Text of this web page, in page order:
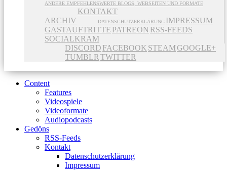
ANDERE EMPFEHLENSWERTE BLOGS, WEBSEITEN UND FORMATE
ARCHIV
KONTAKT
DATENSCHUTZERKLÄRUNG IMPRESSUM
GASTAUFTRITTE PATREON RSS-FEEDS
SOCIALKRAM
DISCORD FACEBOOK STEAMGOOGLE+
TUMBLR TWITTER
Content
Features
Videospiele
Videoformate
Audiopodcasts
Gedöns
RSS-Feeds
Kontakt
Datenschutzerklärung
Impressum